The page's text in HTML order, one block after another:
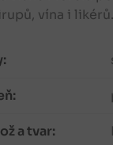
vína i
a tvar: